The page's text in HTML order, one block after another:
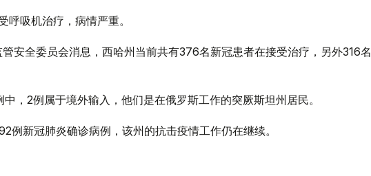
呼吸机治疗，病情严重。
安全委员会消息，西哈州当前共有376名新冠患者在接受治疗，另外316名
，2例属于境外输入，他们是在俄罗斯工作的突厥斯坦州居民。
例新冠肺炎确诊病例，该州的抗击疫情工作仍在继续。